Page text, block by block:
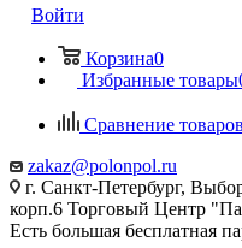
Войти
Корзина0
Избранные товары
Сравнение товаров
zakaz@polonpol.ru
г. Санкт-Петербург,
корп.6 Торговый Центр
Есть большая бесплатная